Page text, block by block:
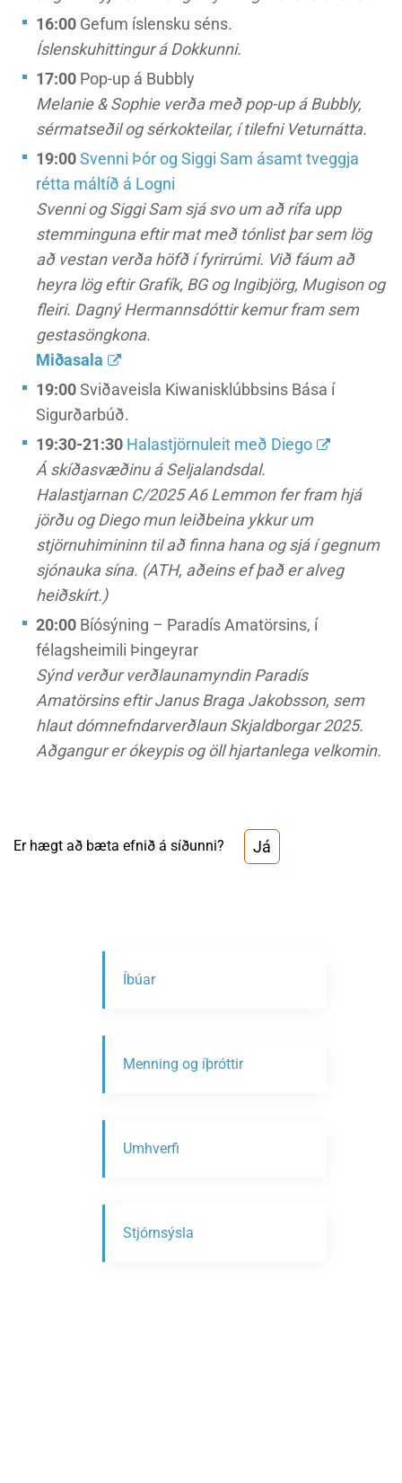
16:00 Gefum íslensku séns.
Íslenskuhittingur á Dokkunni.
17:00 Pop-up á Bubbly
Melanie & Sophie verða með pop-up á Bubbly,
sérmatseðil og sérkokteilar, í tilefni Veturnátta.
19:00Svenni Þór og Siggi Sam ásamt tveggja
rétta máltíð á Logni
Svenni og Siggi Sam sjá svo um að rífa upp
stemminguna eftir mat með tónlist þar sem lög
að vestan verða höfð í fyrirrúmi. Við fáum að
heyra lög eftir Grafík, BG og Ingibjörg, Mugison og
fleiri. Dagný Hermannsdóttir kemur fram sem
gestasöngkona.
Miðasala
19:00Sviðaveisla Kiwanisklúbbsins Bása í
Sigurðarbúð.
19:30-21:30 Halastjörnuleit með Diego
Á skíðasvæðinu á Seljalandsdal.
Halastjarnan C/2025 A6 Lemmon fer fram hjá
jörðu og Diego mun leiðbeina ykkur um
stjörnuhimininn til að finna hana og sjá í gegnum
sjónauka sína. (ATH, aðeins ef það er alveg
heiðskírt.)
20:00 Bíósýning – Paradís Amatörsins, í
félagsheimili Þingeyrar
Sýnd verður verðlaunamyndin Paradís
Amatörsins eftir Janus Braga Jakobsson, sem
hlaut dómnefndarverðlaun Skjaldborgar 2025.
Aðgangur er ókeypis og öll hjartanlega velkomin.
Er hægt að bæta efnið á síðunni? Já
Íbúar
Menning og íþróttir
Umhverfi
Stjórnsýsla